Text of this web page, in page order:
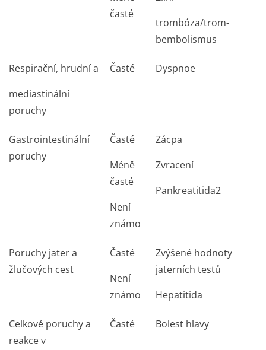
časté
trombóza/trom­
bembolismus
Respirační, hrudní a
mediastinální
poruchy
Časté Dyspnoe
Gastrointestinální
poruchy
Časté
Méně
časté
Není
známo
Zácpa
Zvracení
Pankreatitida2
Poruchy jater a
žlučových cest
Časté
Není
známo
Zvýšené hodnoty
jaterních testů
Hepatitida
Celkové poruchy a
reakce v
Časté Bolest hlavy